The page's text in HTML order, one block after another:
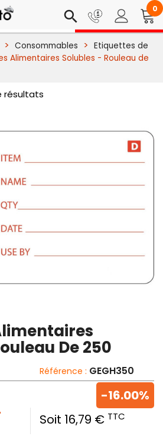
search 0
Consommables
Etiquettes de
Alimentaires Solubles - Rouleau de
résultats
De 250
Référence : GEGH350
Soit 16,79 € TTC
-16.00%